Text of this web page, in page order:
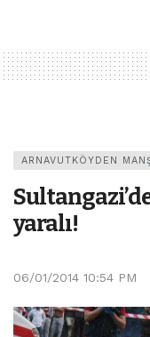
ARNAVUTKÖYDEN
yaralı!
06/01/2014 10:54 PM